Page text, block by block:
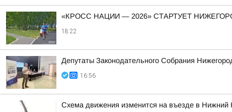
«КРОСС НАЦИИ — 2026» СТАРТУЕТ
18:22
Депутаты Законодательного Собрания
16:56
Схема движения изменится на въезде в Нижний